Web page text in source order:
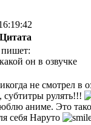
Цитата
пишет:
он в озвучке
не смотрел в
субтитры рулять!!!
аниме. Это
себя Наруто